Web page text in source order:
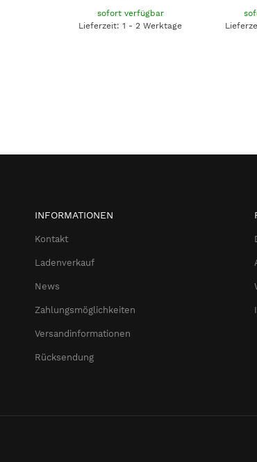
sofort verfügbar
Lieferzeit: 1 - 2 Werktage
INFORMATIONEN
Kontakt
Ladenverkauf
News
Zahlungsmöglichkeiten
Versandinformationen
Rücksendung